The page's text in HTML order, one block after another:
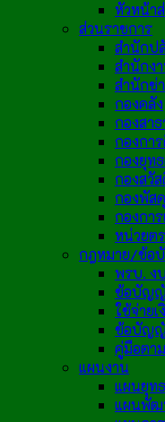
หัวหน้า
ส่วนราชการ
สำนักป
สำนักง
สำนักช่
กองคลัง
กองสา
กองกา
กองยุท
กองสวั
กองพัส
กองกา
หน่วยต
กฎหมาย/ข้อ
พรบ. ง
ข้อบัญญั
ใช้จ่ายเ
ข้อบัญ
คู่มือตา
แผนงาน
แผนยุท
แผนพัฒ